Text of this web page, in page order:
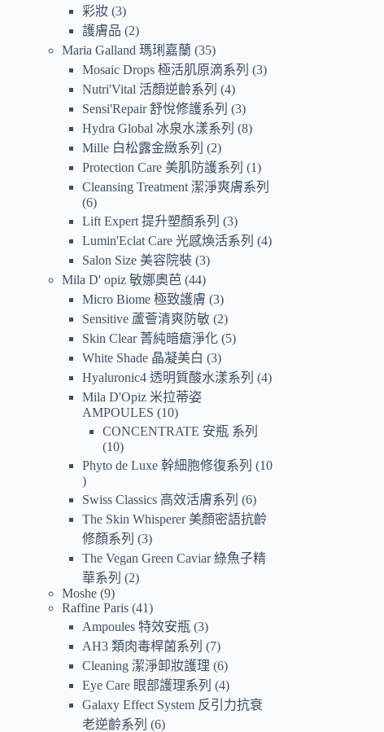
彩妝 3
護膚品
2
Maria Galland 瑪琍嘉蘭 35
Mosaic Drops 極活肌原滴系列
3
Nutri'Vital 活顏逆齡系列
4
Sensi'Repair 舒悅修護系列
3
Hydra Global 冰泉水漾系列
8
Mille 白松露金緻系列
2
Protection Care 美肌防護系列
1
Cleansing Treatment 潔淨爽膚系列
6
Lift Expert 提升塑顏系列
3
Lumin'Eclat Care 光感煥活系列
4
Salon Size 美容院裝 3
Mila D' opiz 敏娜奧芭 44
Micro Biome 極致護膚 3
Sensitive 蘆薈清爽防敏 2
Skin Clear 菁純暗瘡淨化 5
White Shade 晶凝美白
3
Hyaluronic4 透明質酸水漾系列
4
Mila D'Opiz 米拉蒂姿
AMPOULES
10
CONCENTRATE 安瓶 系列
10
Phyto de Luxe 幹細胞修復系列
10
Swiss Classics 高效活膚系列
6
The Skin Whisperer 美顏密語抗齡
修顏系列
3
The Vegan Green Caviar 綠魚子精
華系列
2
Moshe 9
Raffine Paris 41
Ampoules 特效安瓶 3
AH3 類肉毒桿菌系列
7
Cleaning 潔淨卸妝護理 6
Eye Care 眼部護理系列
4
Galaxy Effect System 反引力抗衰
老逆齡系列
6